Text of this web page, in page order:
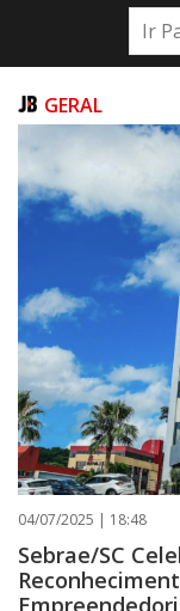
GERAL
04/07/2025 | 18:48
Sebrae/SC